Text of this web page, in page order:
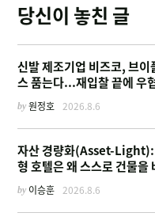
당신이 놓친 글
신발 제조기업 비즈코, 브이
스 품는다...재입찰 끝에 우
by원정호 2026.8.6
자산 경량화(Asset-Light):
형 호텔은 왜 스스로 건물을
고 '이름'만 팔기 시작했을까
by 이승훈 2026.8.6